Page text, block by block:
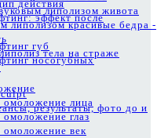
липолизом живота
липолизом красивые бедра -
тела на страже
результаты, фото до и
действия
эффект после
губ
носогубных
омоложение лица
омоложение глаз
омоложение век